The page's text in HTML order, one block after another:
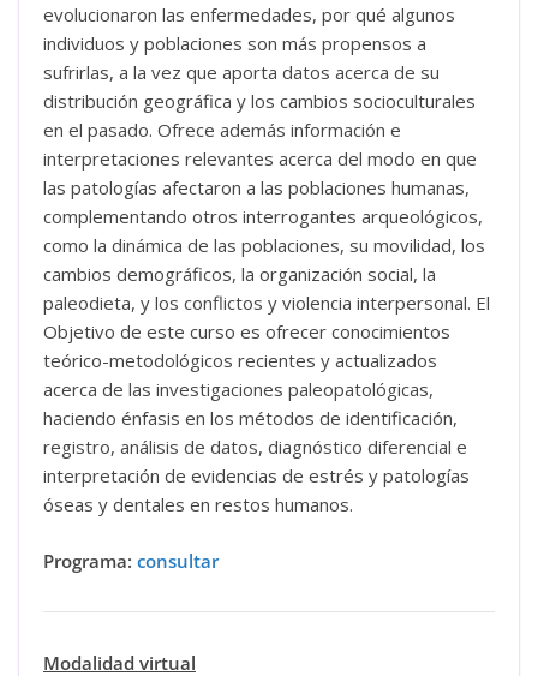
evolucionaron las enfermedades, por qué algunos
individuos y poblaciones son más propensos a
sufrirlas, a la vez que aporta datos acerca de su
distribución geográfica y los cambios socioculturales
en el pasado. Ofrece además información e
interpretaciones relevantes acerca del modo en que
las patologías afectaron a las poblaciones humanas,
complementando otros interrogantes arqueológicos,
como la dinámica de las poblaciones, su movilidad, los
cambios demográficos, la organización social, la
paleodieta, y los conflictos y violencia interpersonal. El
Objetivo de este curso es ofrecer conocimientos
teórico-metodológicos recientes y actualizados
acerca de las investigaciones paleopatológicas,
haciendo énfasis en los métodos de identificación,
registro, análisis de datos, diagnóstico diferencial e
interpretación de evidencias de estrés y patologías
óseas y dentales en restos humanos.
Programa: consultar
Modalidad virtual